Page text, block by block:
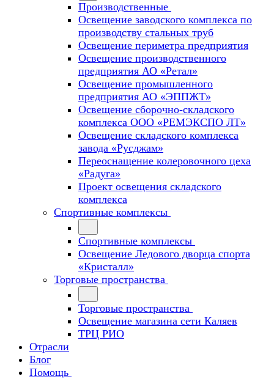
Производственные
Освещение заводского комплекса по
производству стальных труб
Освещение периметра предприятия
Освещение производственного
предприятия АО «Ретал»
Освещение промышленного
предприятия АО «ЭППЖТ»
Освещение сборочно-складского
комплекса ООО «РЕМЭКСПО ЛТ»
Освещение складского комплекса
завода «Русджам»
Переоснащение колеровочного цеха
«Радуга»
Проект освещения складского
комплекса
Спортивные комплексы
Спортивные комплексы
Освещение Ледового дворца спорта
«Кристалл»
Торговые пространства
Торговые пространства
Освещение магазина сети Каляев
ТРЦ РИО
Отрасли
Блог
Помощь